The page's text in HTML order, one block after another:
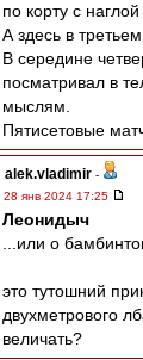
по корту с
А здесь в третьем
В середине
посматривал в
мыслям.
Пятисетовые
alek.vladimir -
28 янв 2024 17:25
Леонидыч
...или о
это тутошний
двухметрового
величать?